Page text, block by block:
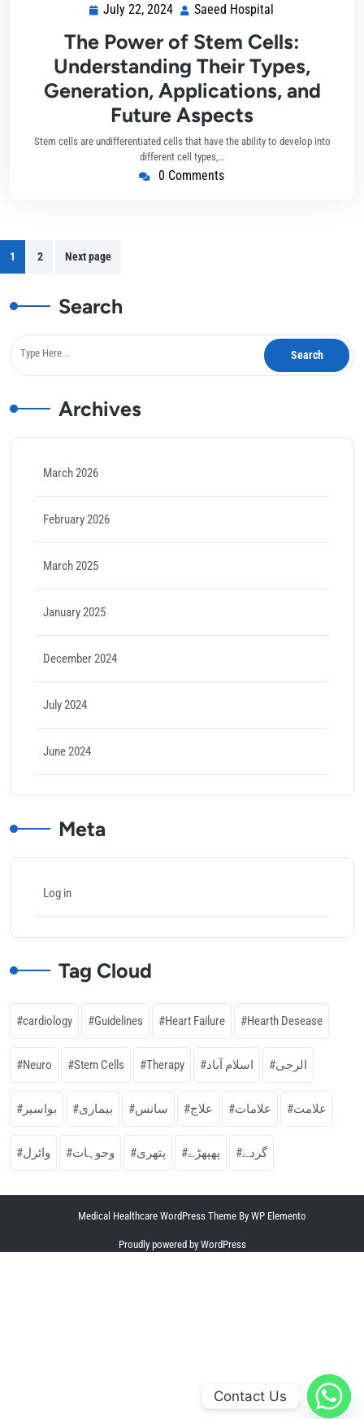
July 22, 2024 Saeed Hospital
The Power of Stem Cells:
Understanding Their Types,
Generation, Applications, and
Future Aspects
Stem cells are undifferentiated cells that have the ability to develop into
different cell types,…
0 Comments
1 2 Next page
Search
Archives
March 2026
February 2026
March 2025
January 2025
December 2024
July 2024
June 2024
Meta
Log in
Tag Cloud
cardiology Guidelines Heart Failure Hearth Desease
Neuro Stem Cells Therapy اسلام آباد الرجی
بواسیر بیماری سانس علاج علامات علامت
وائرل وجوہات پتھری پھپھڑے گردے
Medical Healthcare WordPress Theme By WP Elemento
Proudly powered by WordPress
Contact Us